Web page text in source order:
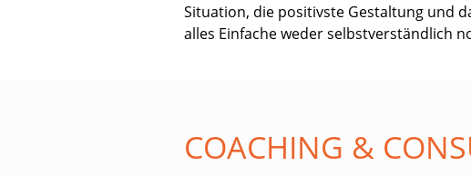
Situation, die positivste Gestaltung und
alles Einfache weder selbstverständlich
COACHING &